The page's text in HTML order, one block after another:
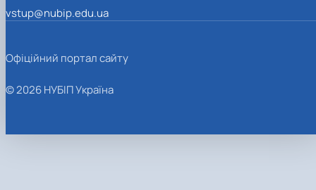
vstup@nubip.edu.ua
Офіційний портал сайту
© 2026 НУБІП Україна